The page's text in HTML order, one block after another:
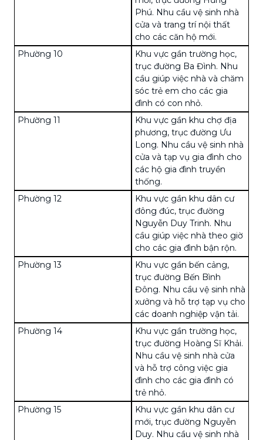
Phú. Nhu cầu vệ sinh nhà
cửa và trang trí nội thất
cho các căn hộ mới.
Phường 10
Khu vực gần trường học,
trục đường Ba Đình. Nhu
cầu giúp việc nhà và chăm
sóc trẻ em cho các gia
đình có con nhỏ.
Phường 11
Khu vực gần khu chợ địa
phương, trục đường Ưu
Long. Nhu cầu vệ sinh nhà
cửa và tạp vụ gia đình cho
các hộ gia đình truyền
thống.
Phường 12
Khu vực gần khu dân cư
đông đúc, trục đường
Nguyễn Duy Trinh. Nhu
cầu giúp việc nhà theo giờ
cho các gia đình bận rộn.
Phường 13
Khu vực gần bến cảng,
trục đường Bến Bình
Đông. Nhu cầu vệ sinh nhà
xưởng và hỗ trợ tạp vụ cho
các doanh nghiệp vận tải.
Phường 14
Khu vực gần trường học,
trục đường Hoàng Sĩ Khải.
Nhu cầu vệ sinh nhà cửa
và hỗ trợ công việc gia
đình cho các gia đình có
trẻ nhỏ.
Phường 15
Khu vực gần khu dân cư
mới, trục đường Nguyễn
Duy. Nhu cầu vệ sinh nhà